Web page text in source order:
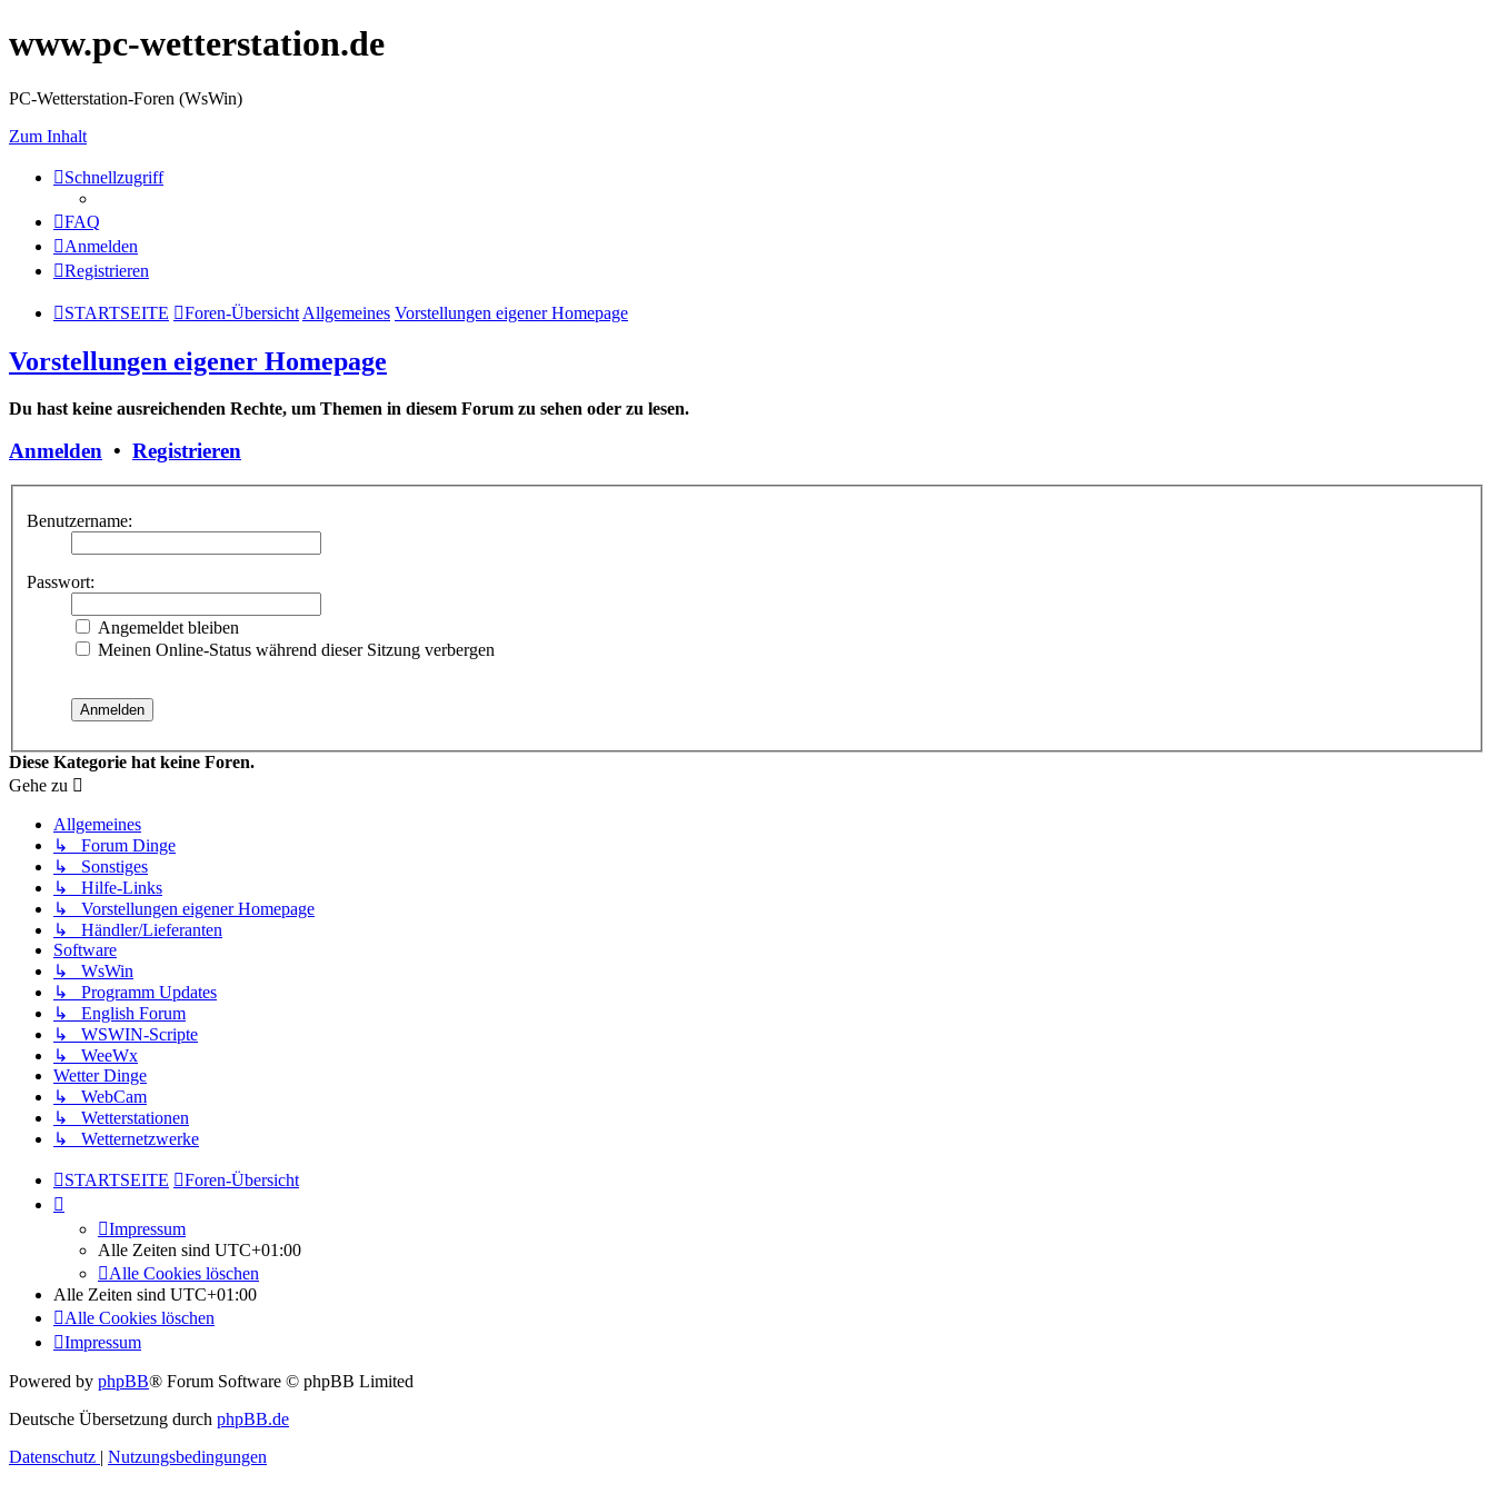
www.pc-wetterstation.de
PC-Wetterstation-Foren (WsWin)
Zum Inhalt
Schnellzugriff
FAQ
Anmelden
Registrieren
STARTSEITE Foren-Übersicht Allgemeines Vorstellungen eigener Homepage
Vorstellungen eigener Homepage
Du hast keine ausreichenden Rechte, um Themen in diesem Forum zu sehen oder zu lesen.
Anmelden • Registrieren
Benutzername:
Passwort:
Angemeldet bleiben
Meinen Online-Status während dieser Sitzung verbergen
Diese Kategorie hat keine Foren.
Gehe zu
Allgemeines
↳ Forum Dinge
↳ Sonstiges
↳ Hilfe-Links
↳ Vorstellungen eigener Homepage
↳ Händler/Lieferanten
Software
↳ WsWin
↳ Programm Updates
↳ English Forum
↳ WSWIN-Scripte
↳ WeeWx
Wetter Dinge
↳ WebCam
↳ Wetterstationen
↳ Wetternetzwerke
STARTSEITE Foren-Übersicht
Impressum
Alle Zeiten sind UTC+01:00
Alle Cookies löschen
Alle Zeiten sind UTC+01:00
Alle Cookies löschen
Impressum
Powered by phpBB® Forum Software © phpBB Limited
Deutsche Übersetzung durch phpBB.de
Datenschutz | Nutzungsbedingungen